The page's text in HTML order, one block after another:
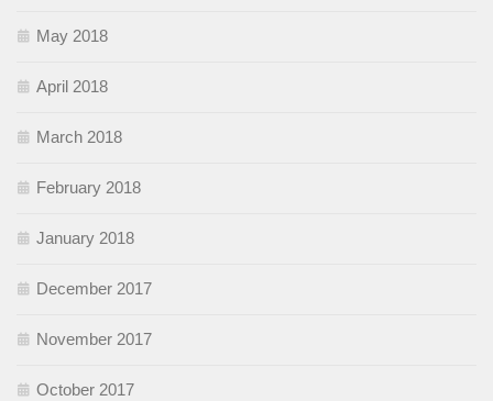
May 2018
April 2018
March 2018
February 2018
January 2018
December 2017
November 2017
October 2017